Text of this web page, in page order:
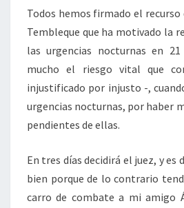
Todos hemos firmado el
Tembleque que ha motivado la
las urgencias nocturnas en
mucho el riesgo vital que
injustificado por injusto -,
urgencias nocturnas, por haber
pendientes de ellas.
En tres días decidirá el juez, y es
bien porque de lo contrario
carro de combate a mi amigo